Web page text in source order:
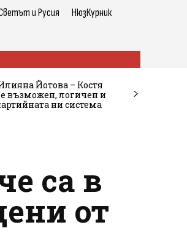
и Русия НюзКурник
Йотова – Костя
възможен, логичен и
ни система
са в
от